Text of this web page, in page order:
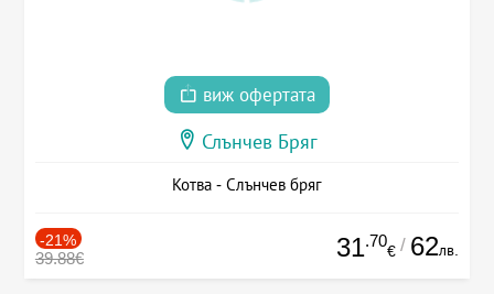
виж офертата
Слънчев Бряг
Котва - Слънчев бряг
-21%
39.88€ 31.70
€ / 62лв.